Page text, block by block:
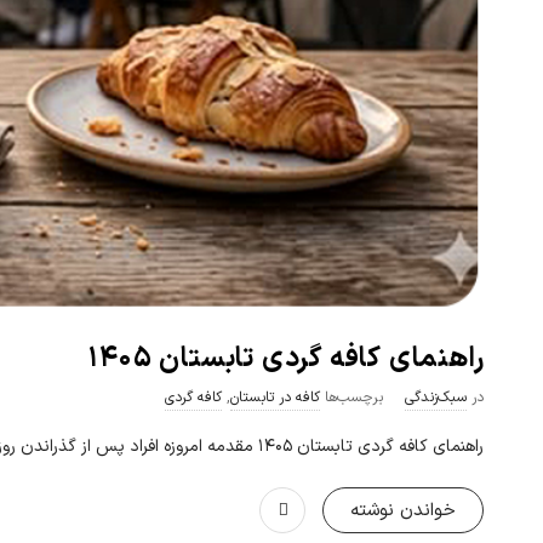
راهنمای کافه گردی تابستان ۱۴۰۵
در سبک‌زندگی برچسب‌ها کافه در تابستان, کافه گردی
راهنمای کافه گردی تابستان ۱۴۰۵ مقدمه امروزه افراد پس از گذراندن روزهای کاری پُرتنش، برای استراحت و معاشرت با دوستان
خواندن نوشته